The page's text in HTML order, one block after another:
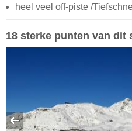
heel veel off-piste /
18 sterke punten van dit